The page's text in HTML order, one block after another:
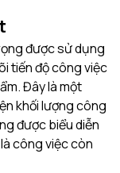
được sử dụng
tiến độ công việc
Đây là một
khối lượng công
được biểu diễn
công việc còn